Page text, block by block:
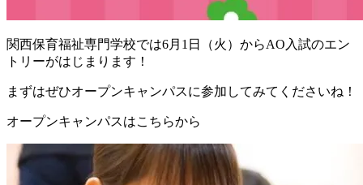
関西保育福祉専門学校では6月1日（火）からAO入試のエン
トリーがはじまります！
まずはぜひオープンキャンパスに参加してみてくださいね！
オープンキャンパスはこちらから